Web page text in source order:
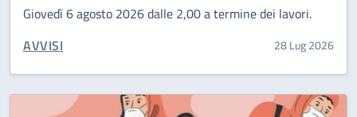
Giovedì 6 agosto 2026 dalle 2,00 a termine dei lavori.
CATEGORIA CORRELATA:
AVVISI 28 Lug 2026